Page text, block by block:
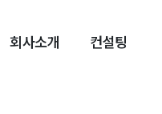
회사소개 컨설팅